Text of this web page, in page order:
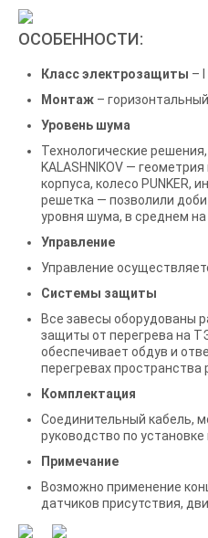
ОСОБЕННОСТИ:
Класс электрозащиты – I
Монтаж –
Уровень шума
Технологические
KALASHNIKOV —
корпуса, колесо PUNKER,
решетка — позволили
уровня шума, в среднем
Управление
Управление
Системы защиты
Все завесы оборудованы
защиты от перегрева на
обеспечивает обдув и
перегревах пространства
Комплектация
Соединительный кабель,
руководство по
Примечание
Возможно применение
датчиков присутствия,